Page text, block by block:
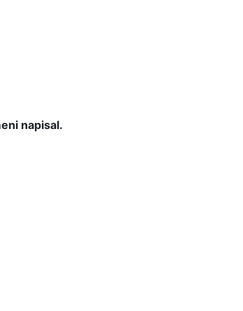
napisal.